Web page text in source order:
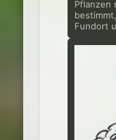
Pflanzen
Fundort